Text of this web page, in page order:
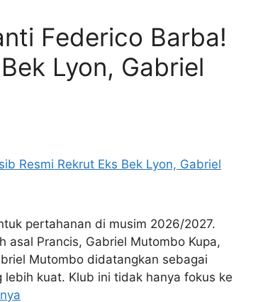
Federico Barba!
Lyon, Gabriel
pertahanan di musim 2026/2027.
asal Prancis, Gabriel Mutombo Kupa,
Mutombo didatangkan sebagai
kuat. Klub ini tidak hanya fokus ke